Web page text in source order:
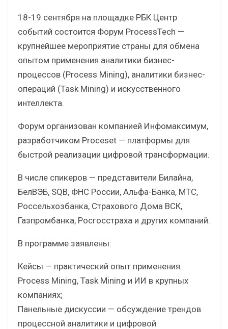
18-19 сентября на площадке РБК Центр
событий состоится Форум ProcessTech —
крупнейшее мероприятие страны для обмена
опытом применения аналитики бизнес-
процессов (Process Mining), аналитики бизнес-
операций (Task Mining) и искусственного
интеллекта.
Форум организован компанией Инфомаксимум,
разработчиком Proceset — платформы для
быстрой реализации цифровой трансформации.
В числе спикеров — представители Билайна,
БелВЭБ, SQB, ФНС России, Альфа-Банка, МТС,
Россельхозбанка, Страхового Дома ВСК,
Газпромбанка, Росгосстраха и других компаний.
В программе заявлены:
Кейсы — практический опыт применения
Process Mining, Task Mining и ИИ в крупных
компаниях;
Панельные дискуссии — обсуждение трендов
процессной аналитики и цифровой